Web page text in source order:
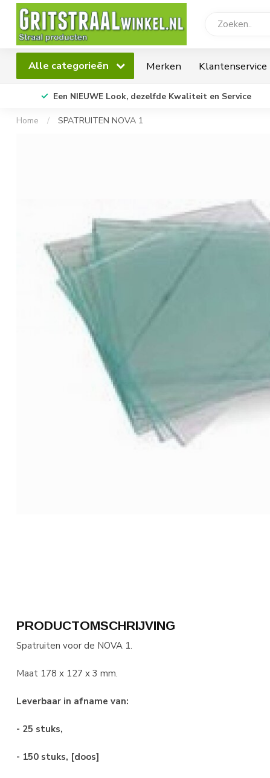
Alle categorieën Merken Klantenservice
Een NIEUWE Look, dezelfde Kwaliteit en Service
Home / SPATRUITEN NOVA 1
PRODUCTOMSCHRIJVING
Spatruiten voor de NOVA 1.
Maat 178 x 127 x 3 mm.
Leverbaar in afname van:
- 25 stuks,
- 150 stuks, [doos]